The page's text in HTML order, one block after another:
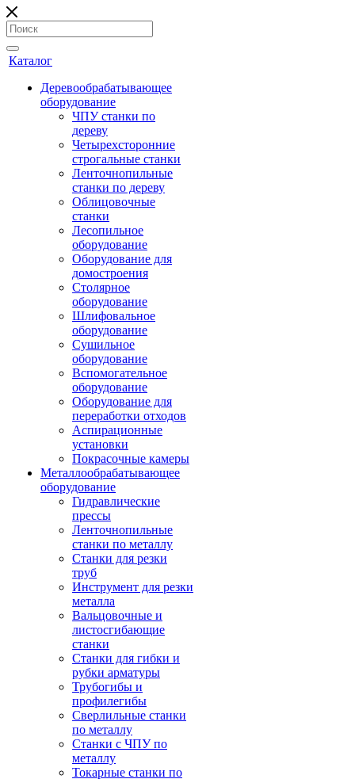
Каталог
Деревообрабатывающее
оборудование
ЧПУ станки по
дереву
Четырехсторонние
строгальные станки
Ленточнопильные
станки по дереву
Облицовочные
станки
Лесопильное
оборудование
Оборудование для
домостроения
Столярное
оборудование
Шлифовальное
оборудование
Сушильное
оборудование
Вспомогательное
оборудование
Оборудование для
переработки отходов
Аспирационные
установки
Покрасочные камеры
Металлообрабатывающее
оборудование
Гидравлические
прессы
Ленточнопильные
станки по металлу
Станки для резки
труб
Инструмент для резки
металла
Вальцовочные и
листосгибающие
станки
Станки для гибки и
рубки арматуры
Трубогибы и
профилегибы
Сверлильные станки
по металлу
Станки с ЧПУ по
металлу
Токарные станки по